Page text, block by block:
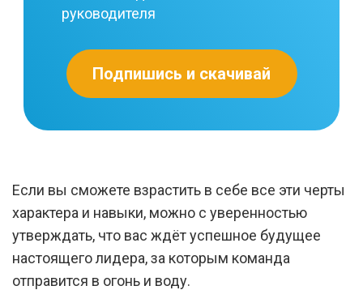
руководителя
Подпишись и скачивай
Если вы сможете взрастить в себе все эти черты
характера и навыки, можно с уверенностью
утверждать, что вас ждёт успешное будущее
настоящего лидера, за которым команда
отправится в огонь и воду.